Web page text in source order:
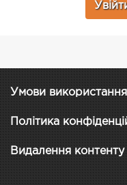
Умови використання
Політика
Видалення контенту